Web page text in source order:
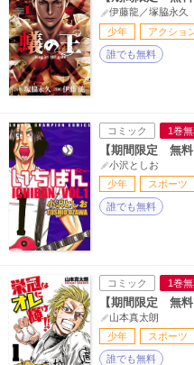
伊藤龍／塚脇永久
少年
アクショ
誰でも無料
コミック 1巻
【期間限定 無
小沢としお
少年
スポーツ
誰でも無料
コミック 1巻
【期間限定 無
山本真太朗
少年
スポーツ
誰でも無料